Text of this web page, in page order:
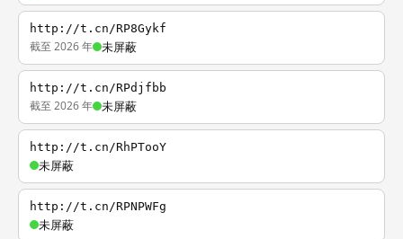
http://t.cn/RP8Gykf
截至 2026 年 未屏蔽
http://t.cn/RPdjfbb
截至 2026 年 未屏蔽
http://t.cn/RhPTooY
未屏蔽
http://t.cn/RPNPWFg
未屏蔽